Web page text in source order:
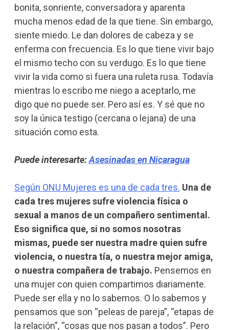
bonita, sonriente, conversadora y aparenta
mucha menos edad de la que tiene. Sin embargo,
siente miedo. Le dan dolores de cabeza y se
enferma con frecuencia. Es lo que tiene vivir bajo
el mismo techo con su verdugo. Es lo que tiene
vivir la vida como si fuera una ruleta rusa. Todavía
mientras lo escribo me niego a aceptarlo, me
digo que no puede ser. Pero así es. Y sé que no
soy la única testigo (cercana o lejana) de una
situación como esta.
Puede interesarte:Asesinadas en Nicaragua
Según ONU Mujeres es una de cada tres. Una de
cada tres mujeres sufre violencia física o
sexual a manos de un compañero sentimental.
Eso significa que, si no somos nosotras
mismas, puede ser nuestra madre quien sufre
violencia, o nuestra tía, o nuestra mejor amiga,
o nuestra compañera de trabajo. Pensemos en
una mujer con quien compartimos diariamente.
Puede ser ella y no lo sabemos. O lo sabemos y
pensamos que son “peleas de pareja”, “etapas de
la relación”, “cosas que nos pasan a todos”. Pero